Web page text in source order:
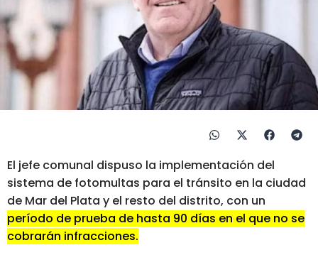
El jefe comunal dispuso la implementación del
sistema de fotomultas para el tránsito en la ciudad
de Mar del Plata y el resto del distrito, con un
período de prueba de hasta 90 días en el que no se
cobrarán infracciones.